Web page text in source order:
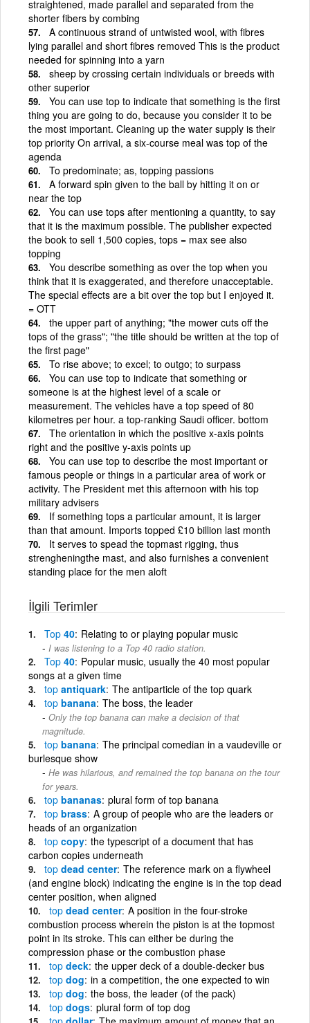
straightened, made parallel and separated from the
shorter fibers by combing
A continuous strand of untwisted wool, with fibres
lying parallel and short fibres removed This is the product
needed for spinning into a yarn
sheep by crossing certain individuals or breeds with
other superior
You can use top to indicate that something is the first
thing you are going to do, because you consider it to be
the most important. Cleaning up the water supply is their
top priority On arrival, a six-course meal was top of the
agenda
To predominate; as, topping passions
A forward spin given to the ball by hitting it on or
near the top
You can use tops after mentioning a quantity, to say
that it is the maximum possible. The publisher expected
the book to sell 1,500 copies, tops = max see also
topping
You describe something as over the top when you
think that it is exaggerated, and therefore unacceptable.
The special effects are a bit over the top but I enjoyed it.
= OTT
the upper part of anything; "the mower cuts off the
tops of the grass"; "the title should be written at the top of
the first page"
To rise above; to excel; to outgo; to surpass
You can use top to indicate that something or
someone is at the highest level of a scale or
measurement. The vehicles have a top speed of 80
kilometres per hour. a top-ranking Saudi officer. bottom
The orientation in which the positive x-axis points
right and the positive y-axis points up
You can use top to describe the most important or
famous people or things in a particular area of work or
activity. The President met this afternoon with his top
military advisers
If something tops a particular amount, it is larger
than that amount. Imports topped £10 billion last month
It serves to spead the topmast rigging, thus
strengheningthe mast, and also furnishes a convenient
standing place for the men aloft
İlgili Terimler
Top 40 Relating to or playing popular music
I was listening to a Top 40 radio station.
Top 40 Popular music, usually the 40 most popular
songs at a given time
top antiquark The antiparticle of the top quark
top banana The boss, the leader
Only the top banana can make a decision of that
magnitude.
top banana The principal comedian in a vaudeville or
burlesque show
He was hilarious, and remained the top banana on the tour
for years.
top bananas plural form of top banana
top brass A group of people who are the leaders or
heads of an organization
top copy the typescript of a document that has
carbon copies underneath
top dead center The reference mark on a flywheel
(and engine block) indicating the engine is in the top dead
center position, when aligned
top dead center A position in the four-stroke
combustion process wherein the piston is at the topmost
point in its stroke. This can either be during the
compression phase or the combustion phase
top deck the upper deck of a double-decker bus
top dog in a competition, the one expected to win
top dog the boss, the leader (of the pack)
top dogs plural form of top dog